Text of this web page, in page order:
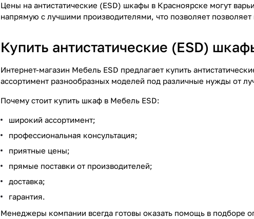
Цены на антистатические (ESD) шкафы в Красноярске могут
напрямую с лучшими производителями, что позволяет
Купить антистатические (ESD)
Интернет-магазин Мебель ESD предлагает купить
ассортимент разнообразных моделей под различные нужды от
Почему стоит купить шкаф в Мебель ESD:
широкий ассортимент;
профессиональная консультация;
приятные цены;
прямые поставки от производителей;
доставка;
гарантия.
Менеджеры компании всегда готовы оказать помощь в подборе